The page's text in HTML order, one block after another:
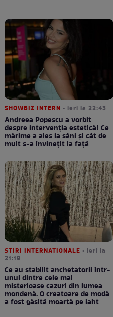
SHOWBIZ INTERN • ieri la 22:43
Andreea Popescu a vorbit
despre intervenția estetică! Ce
mărime a ales la sâni și cât de
mult s-a învinețit la față
STIRI INTERNATIONALE • ieri la
21:19
Ce au stabilit anchetatorii într-
unul dintre cele mai
misterioase cazuri din lumea
mondenă. O creatoare de modă
a fost găsită moartă pe iaht